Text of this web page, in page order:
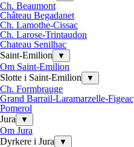
Ch. Beaumont
Château Begadanet
Ch. Lamothe-Cissac
Ch. Larose-Trintaudon
Chateau Senilhac
Saint-Emilion
▼
Om Saint-Emilion
Slotte i Saint-Emilion
▼
Ch. Formbrauge
Grand Barrail-Laramarzelle-Figeac
Pomerol
Jura
▼
Om Jura
Dyrkere i Jura
▼